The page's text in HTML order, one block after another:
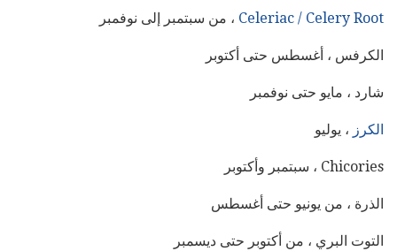
Celeriac / Celery Root ، من سبتمبر إلى نوفمبر
الكرفس ، أغسطس حتى أكتوبر
شارد ، مايو حتى نوفمبر
الكرز ، يوليو
Chicories ، سبتمبر وأكتوبر
الذرة ، من يونيو حتى أغسطس
التوت البري ، من أكتوبر حتى ديسمبر